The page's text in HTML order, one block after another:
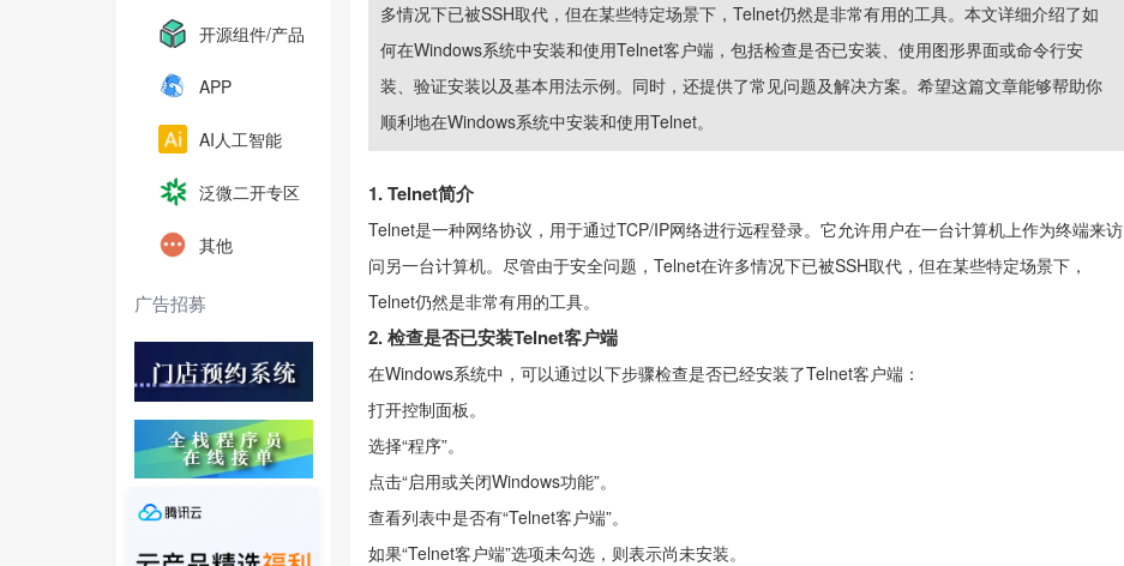
开源组件/产品
APP
AI人工智能
泛微二开专区
其他
广告招募
多情况下已被SSH取代，但在某些特定场景下，Telnet仍然是非常有用的工具。本文详细介绍了如
何在Windows系统中安装和使用Telnet客户端，包括检查是否已安装、使用图形界面或命令行安
装、验证安装以及基本用法示例。同时，还提供了常见问题及解决方案。希望这篇文章能够帮助你
顺利地在Windows系统中安装和使用Telnet。
1. Telnet简介
Telnet是一种网络协议，用于通过TCP/IP网络进行远程登录。它允许用户在一台计算机上作为终端来访
问另一台计算机。尽管由于安全问题，Telnet在许多情况下已被SSH取代，但在某些特定场景下，
Telnet仍然是非常有用的工具。
2. 检查是否已安装Telnet客户端
在Windows系统中，可以通过以下步骤检查是否已经安装了Telnet客户端：
打开控制面板。
选择“程序”。
点击“启用或关闭Windows功能”。
查看列表中是否有“Telnet客户端”。
如果“Telnet客户端”选项未勾选，则表示尚未安装。